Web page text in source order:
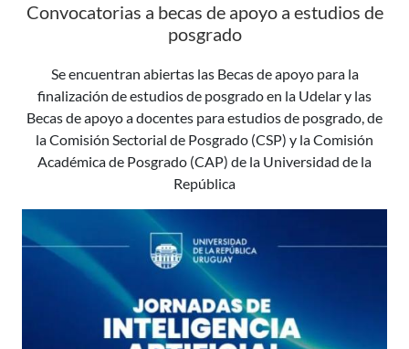
Convocatorias a becas de apoyo a estudios de
posgrado
Se encuentran abiertas las Becas de apoyo para la
finalización de estudios de posgrado en la Udelar y las
Becas de apoyo a docentes para estudios de posgrado, de
la Comisión Sectorial de Posgrado (CSP) y la Comisión
Académica de Posgrado (CAP) de la Universidad de la
República